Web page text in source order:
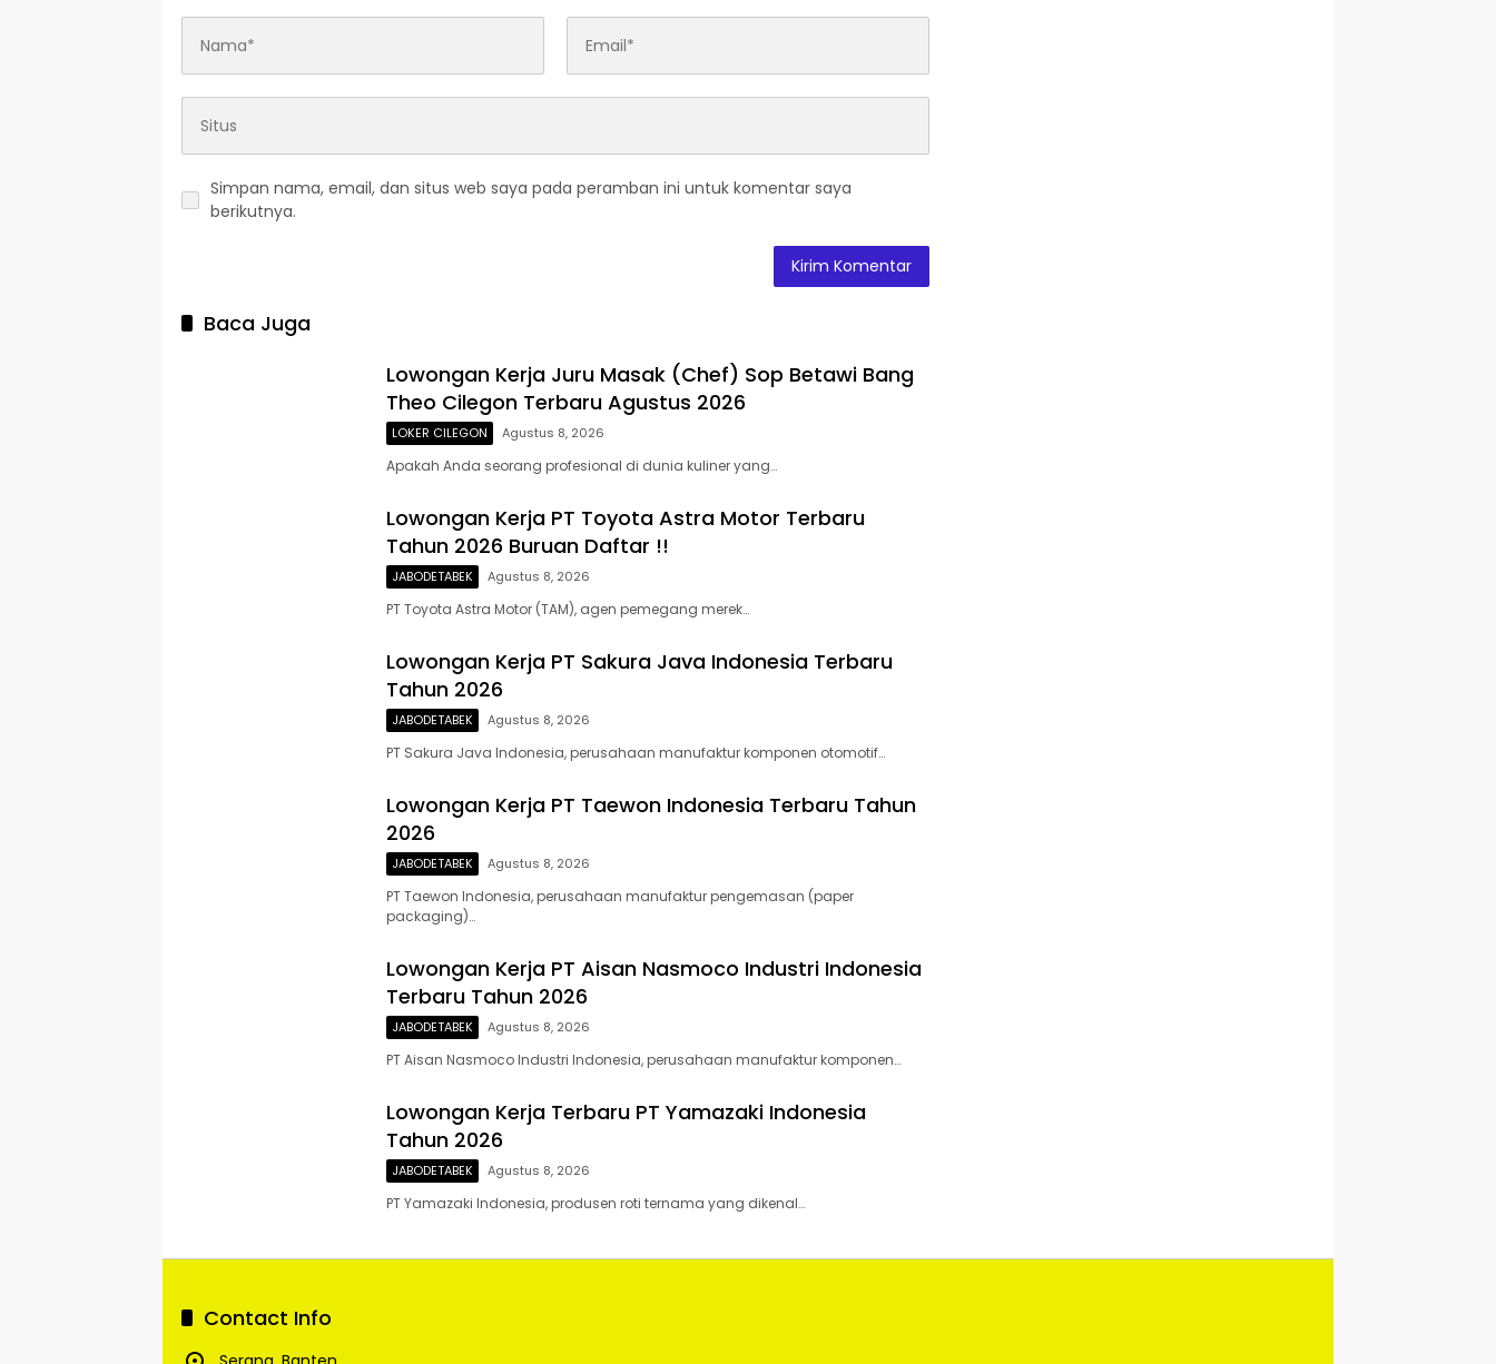
Simpan nama, email, dan situs web saya pada peramban ini untuk komentar saya
berikutnya.
Baca Juga
Lowongan Kerja Juru Masak (Chef) Sop Betawi Bang
Theo Cilegon Terbaru Agustus 2026
LOKER CILEGON Agustus 8, 2026
Apakah Anda seorang profesional di dunia kuliner yang…
Lowongan Kerja PT Toyota Astra Motor Terbaru
Tahun 2026 Buruan Daftar !!
JABODETABEK Agustus 8, 2026
PT Toyota Astra Motor (TAM), agen pemegang merek…
Lowongan Kerja PT Sakura Java Indonesia Terbaru
Tahun 2026
JABODETABEK Agustus 8, 2026
PT Sakura Java Indonesia, perusahaan manufaktur komponen otomotif…
Lowongan Kerja PT Taewon Indonesia Terbaru Tahun
2026
JABODETABEK Agustus 8, 2026
PT Taewon Indonesia, perusahaan manufaktur pengemasan (paper
packaging)…
Lowongan Kerja PT Aisan Nasmoco Industri Indonesia
Terbaru Tahun 2026
JABODETABEK Agustus 8, 2026
PT Aisan Nasmoco Industri Indonesia, perusahaan manufaktur komponen…
Lowongan Kerja Terbaru PT Yamazaki Indonesia
Tahun 2026
JABODETABEK Agustus 8, 2026
PT Yamazaki Indonesia, produsen roti ternama yang dikenal…
Contact Info